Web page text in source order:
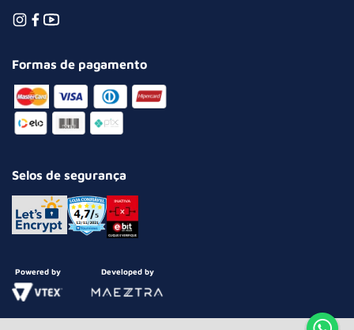
Formas de pagamento
Selos de segurança
Powered by Developed by